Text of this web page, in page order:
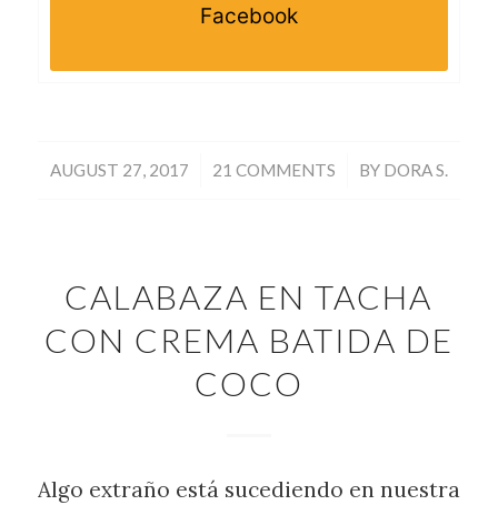
Facebook
AUGUST 27, 2017
/ 21 COMMENTS
/ BY DORA S.
CALABAZA EN TACHA
CON CREMA BATIDA DE
COCO
Algo extraño está sucediendo en nuestra